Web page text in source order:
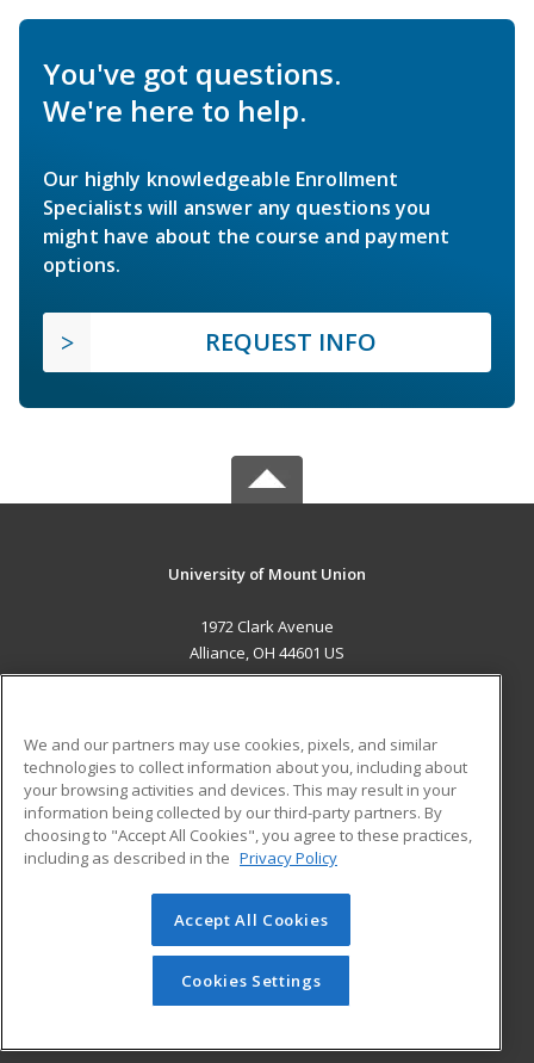
You've got questions.
We're here to help.
Our highly knowledgeable Enrollment
Specialists will answer any questions you
might have about the course and payment
options.
REQUEST INFO
University of Mount Union
1972 Clark Avenue
Alliance, OH 44601 US
ADDITIONAL RESOURCES
Military
Financial Assistance
Help
Student Blog
© 2026 ed2go, a division of Cengage Learning. All rights
reserved. The material on this site cannot be reproduced or
redistributed unless you have obtained prior written
permission from Cengage Learning.Privacy Policy
We and our partners may use cookies, pixels, and similar
technologies to collect information about you, including about
your browsing activities and devices. This may result in your
information being collected by our third-party partners. By
choosing to "Accept All Cookies", you agree to these practices,
including as described in the Privacy Policy
Accept All Cookies
Cookies Settings